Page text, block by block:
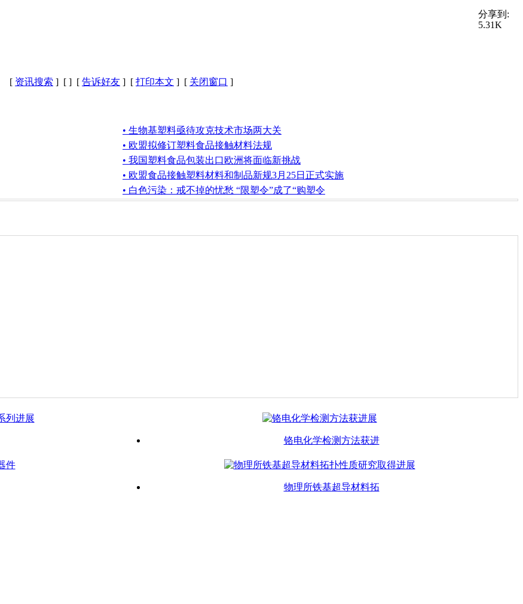
分享到:
5.31K
[ 资讯搜索 ] [ ] [ 告诉好友 ] [ 打印本文 ] [ 关闭窗口 ]
• 生物基塑料亟待攻克技术市场两大关
• 欧盟拟修订塑料食品接触材料法规
• 我国塑料食品包装出口欧洲将面临新挑战
• 欧盟食品接触塑料材料和制品新规3月25日正式实施
• 白色污染：戒不掉的忧愁 “限塑令”成了“购塑令
铬电化学检测方法获进
物理所铁基超导材料拓